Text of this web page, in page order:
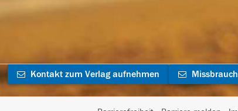
Kontakt zum Verlag aufnehmen